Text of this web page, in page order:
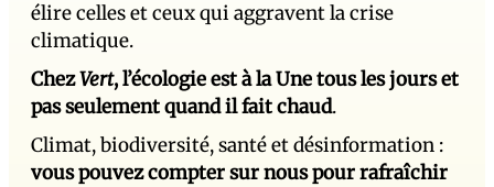
élire celles et ceux qui aggravent la crise
climatique.
ChezVert, l’écologie est à la Une tous les jours et
pas seulement quand il fait chaud.
Climat, biodiversité, santé et désinformation :
vous pouvez compter sur nous pour rafraîchir